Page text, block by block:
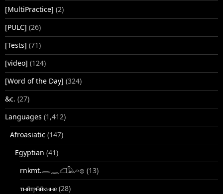
[MultiPractice] (2)
[PULC] (26)
[Tests] (71)
[video] (124)
[Word of the Day] (324)
&c. (27)
Languages (1,412)
Afroasiatic (147)
Egyptian (41)
rnkmt.𓂋𓏺𓈖𓆎𓅓𓏏𓊖 (13)
ⲧⲙⲛ̄ⲧⲣⲙ̄ⲛ̄ⲕⲏⲙⲉ (28)